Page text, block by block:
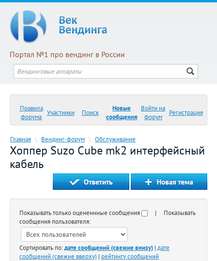
Портал №1 про вендинг в России
Правила
форума
Участники Поиск
Новые
сообщения
Войти на
форум
Регистрация
Главная \ Вендинг-форум \ Обслуживание
Хоппер Suzo Cube mk2 интерфейсный
кабель
Показывать только оцененнные сообщения
| Показывать
сообщения пользователя:
Сортировать по:дате сообщений (свежие внизу) | дате
сообщений (свежие вверху) | рейтингу сообщений